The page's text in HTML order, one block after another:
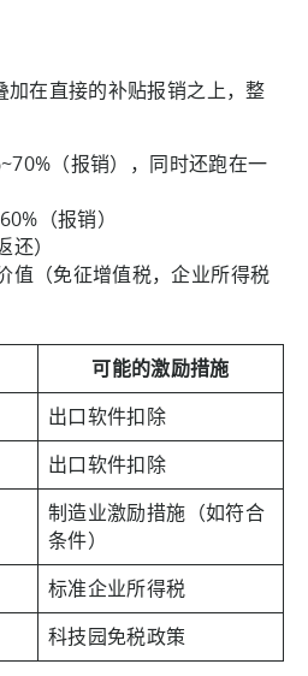
加在直接的补贴报销之上，整
（报销），同时还跑在一
（报销）
）
值（免征增值税，企业所得税
可能的激励措施
出口软件扣除
出口软件扣除
制造业激励措施（如符合
条件）
标准企业所得税
科技园免税政策